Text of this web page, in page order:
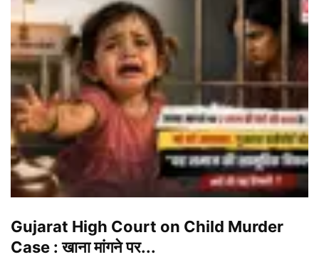
Gujarat High Court on Child Murder
Case : खाना मांगने पर...